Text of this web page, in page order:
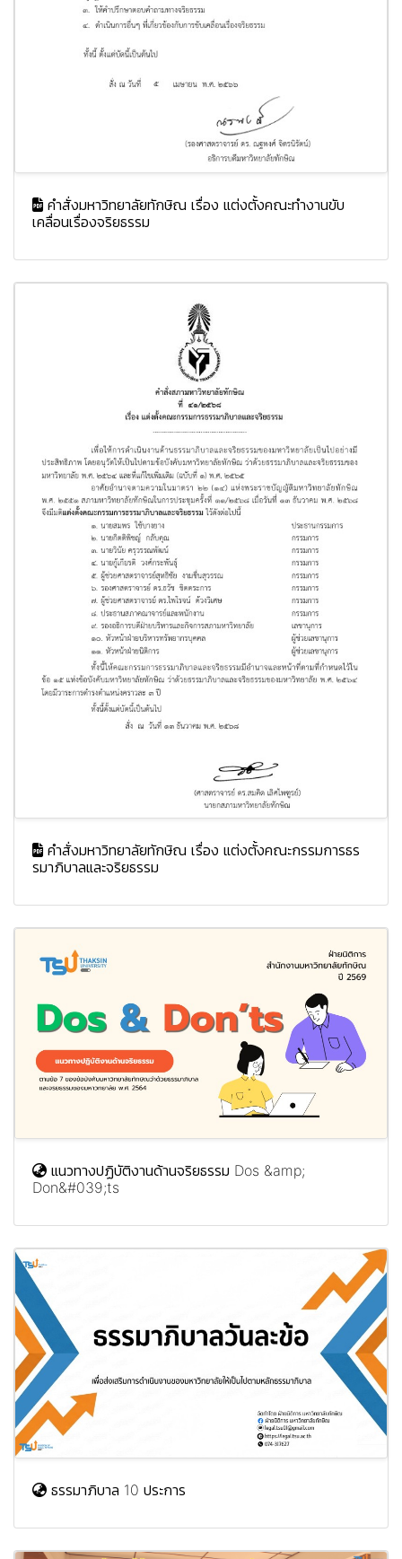
คำสั่งมหาวิทยาลัยทักษิณ เรื่อง แต่งตั้งคณะทำงานขับ
เคลื่อนเรื่องจริยธรรม
คำสั่งมหาวิทยาลัยทักษิณ เรื่อง แต่งตั้งคณะกรรมการธร
รมาภิบาลและจริยธรรม
แนวทางปฏิบัติงานด้านจริยธรรม Dos &amp;
Don&#039;ts
ธรรมาภิบาล 10 ประการ